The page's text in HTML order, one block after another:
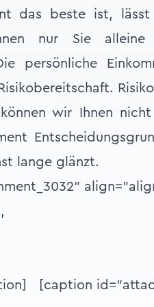
das beste ist,
nur Sie
persönliche
wir Ihnen
lange glänzt.
[caption